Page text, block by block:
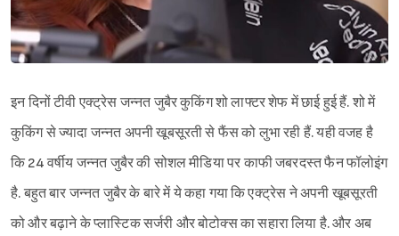
इन दिनों टीवी एक्ट्रेस जन्नत जुबैर कुकिंग शो लाफ्टर शेफ में छाई हुई हैं. शो में
कुकिंग से ज्यादा जन्नत अपनी खूबसूरती से फैंस को लुभा रही हैं. यही वजह है
कि 24 वर्षीय जन्नत जुबैर की सोशल मीडिया पर काफी जबरदस्त फैन फॉलोइंग
है. बहुत बार जन्नत जुबैर के बारे में ये कहा गया कि एक्ट्रेस ने अपनी खूबसूरती
को और बढ़ाने के प्लास्टिक सर्जरी और बोटोक्स का सहारा लिया है. और अब